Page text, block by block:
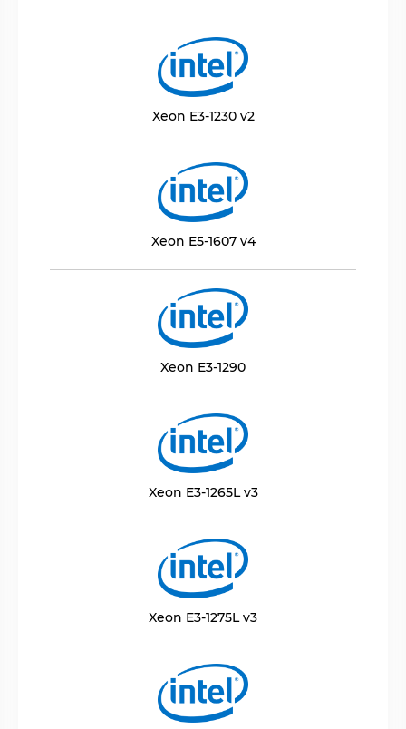
Xeon E3-1230 v2
Xeon E5-1607 v4
Xeon E3-1290
Xeon E3-1265L v3
Xeon E3-1275L v3